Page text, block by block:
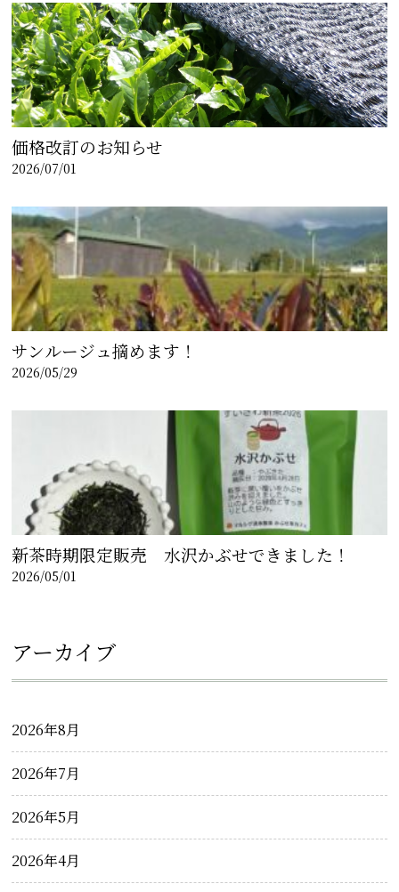
価格改訂のお知らせ
2026/07/01
サンルージュ摘めます！
2026/05/29
新茶時期限定販売 水沢かぶせできました！
2026/05/01
アーカイブ
2026年8月
2026年7月
2026年5月
2026年4月